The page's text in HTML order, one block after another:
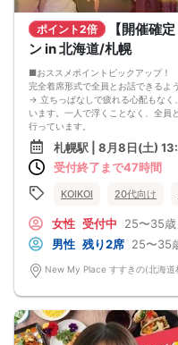
ポイント2倍
【開催確
ン in 北海道/札幌
■おススメポイントピックアップ！
完全着席形式で全員とお話できるよ
→ 立ちっぱなしで疲れる心配もなく
います。一人で浮くことなく、全員
行っています。
会話を盛り上げるプロフィールシート
→ 趣味や好みからスムーズに会話が
く、共通の話題で盛り上がれます。
→ 恥ずかしがらずに気になる相手と
■最少催行人数
男女4対4
■中止判断タイミング
■飲食
→ お酒が飲めない方にはソフトドリ
札幌駅 | 8月8日(土)
受付終了まで47時間
KOIKOI 20代向け
女性 受付中 25〜35歳
男性 残り2席 25〜35